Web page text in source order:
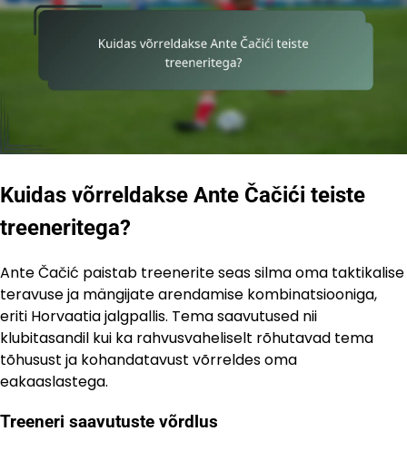
Kuidas võrreldakse Ante Čačići teiste
treeneritega?
Ante Čačić paistab treenerite seas silma oma taktikalise
teravuse ja mängijate arendamise kombinatsiooniga,
eriti Horvaatia jalgpallis. Tema saavutused nii
klubitasandil kui ka rahvusvaheliselt rõhutavad tema
tõhusust ja kohandatavust võrreldes oma
eakaaslastega.
Treeneri saavutuste võrdlus